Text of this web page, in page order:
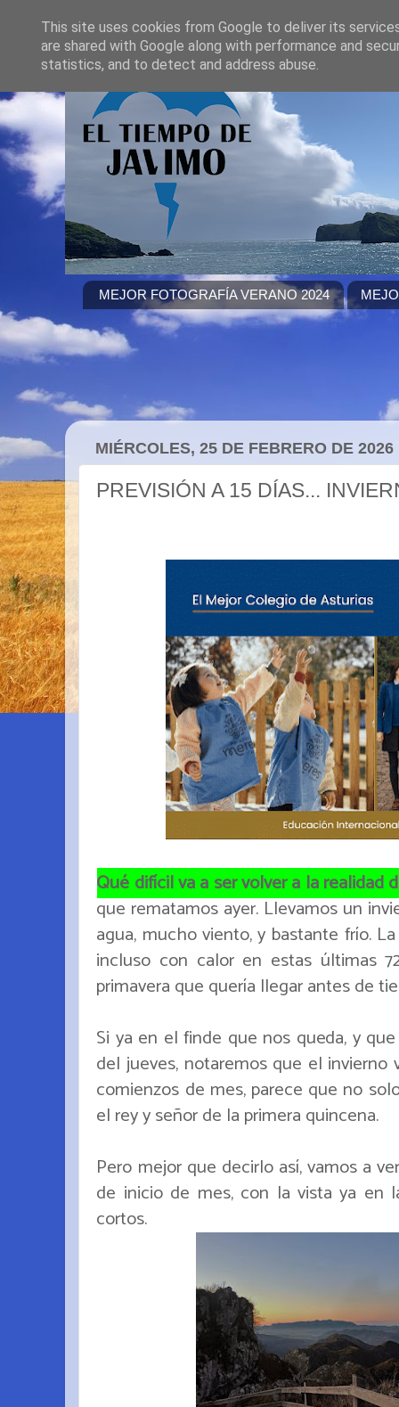
MEJOR FOTOGRAFÍA VERANO 2024
MIÉRCOLES, 25 DE FEBRERO DE 2026
PREVISIÓN A 15 DÍAS...
Qué difícil va a ser volver a la realidad
que rematamos ayer. Llevamos un
agua, mucho viento, y bastante frío.
incluso con calor en estas últimas
primavera que quería llegar antes de
Si ya en el finde que nos queda, y
del jueves, notaremos que el
comienzos de mes, parece que no
el rey y señor de la primera quincena.
Pero mejor que decirlo así, vamos a
de inicio de mes, con la vista ya en
cortos.
This site uses cookies from Google to deliver its
are shared with Google along with performance and
statistics, and to detect and address abuse.